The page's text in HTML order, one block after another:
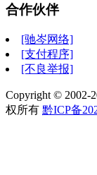
合作伙伴
[驰岑网络]
[支付程序]
[不良举报]
Copyright © 2002-
权所有 黔ICP备